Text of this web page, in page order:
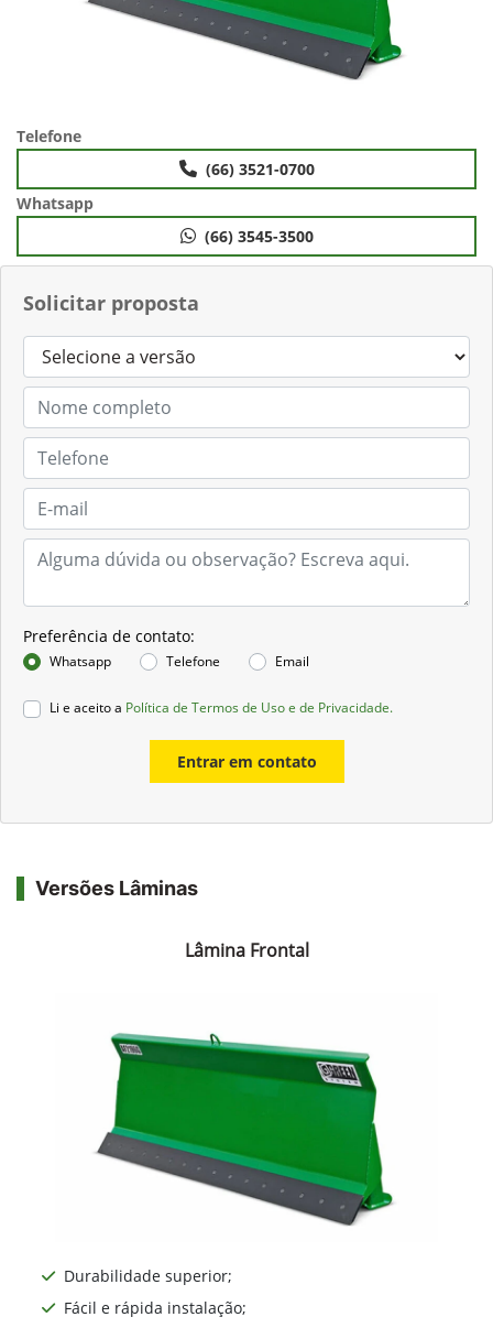
Solicitar proposta
Preferência de contato:
Whatsapp Telefone Email
Li e aceito a Política de Termos de Uso e de Privacidade.
Entrar em contato
Telefone
(66) 3521-0700
Whatsapp
(66) 3545-3500
Versões Lâminas
Lâmina Frontal
Durabilidade superior;
Fácil e rápida instalação;